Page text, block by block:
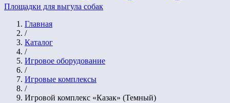
Площадки для выгула собак
Главная
/
Каталог
/
Игровое оборудование
/
Игровые комплексы
/
Игровой комплекс «Казак» (Темный)